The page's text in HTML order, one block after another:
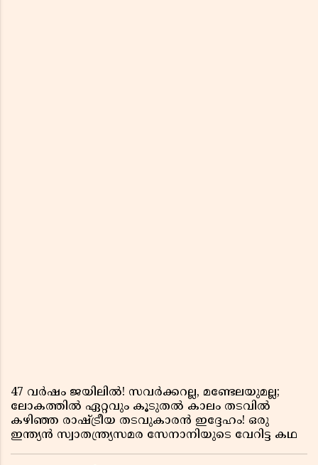
47 വർഷം ജയിലിൽ! സവർക്കറല്ല, മണ്ടേലയുമല്ല;
ലോകത്തിൽ ഏറ്റവും കൂടുതൽ കാലം തടവിൽ
കഴിഞ്ഞ രാഷ്ട്രീയ തടവുകാരൻ ഇദ്ദേഹം! ഒരു
ഇന്ത്യൻ സ്വാതന്ത്ര്യസമര സേനാനിയുടെ വേറിട്ട കഥ